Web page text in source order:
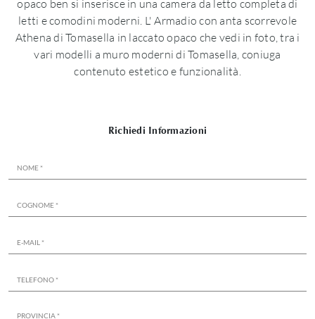
opaco ben si inserisce in una camera da letto completa di
letti e comodini moderni. L' Armadio con anta scorrevole
Athena di Tomasella in laccato opaco che vedi in foto, tra i
vari modelli a muro moderni di Tomasella, coniuga
contenuto estetico e funzionalità.
Richiedi Informazioni